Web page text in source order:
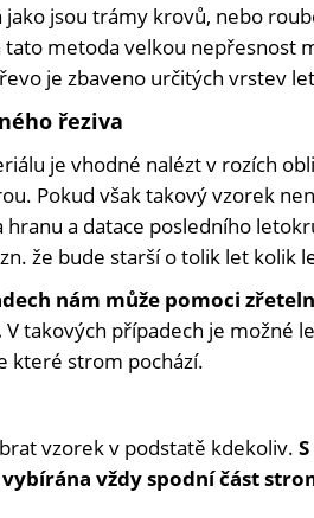
jako jsou trámy krovů, nebo
metoda velkou nepřesnost
je zbaveno určitých vrstev
řeziva
je vhodné nalézt v rozích
Pokud však takový vzorek
a datace posledního
že bude starší o tolik let kolik
nám může pomoci
V takových případech je možné
které strom pochází.
vzorek v podstatě kdekoliv.
vždy spodní část